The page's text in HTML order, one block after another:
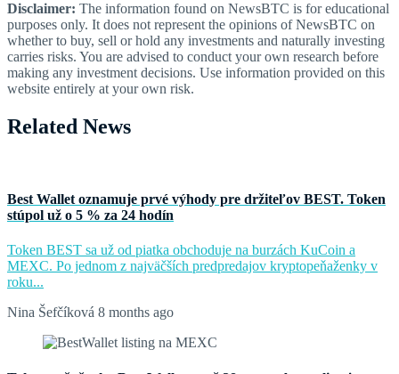
Disclaimer: The information found on NewsBTC is for educational
purposes only. It does not represent the opinions of NewsBTC on
whether to buy, sell or hold any investments and naturally investing
carries risks. You are advised to conduct your own research before
making any investment decisions. Use information provided on this
website entirely at your own risk.
Related News
Best Wallet oznamuje prvé výhody pre držiteľov BEST. Token
stúpol už o 5 % za 24 hodín
Token BEST sa už od piatka obchoduje na burzách KuCoin a
MEXC. Po jednom z najväčších predpredajov kryptopeňaženky v
roku...
Nina Šefčíková 8 months ago